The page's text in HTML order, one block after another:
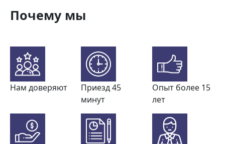
Почему мы
Нам доверяют
Приезд 45
минут
Опыт более 15
лет